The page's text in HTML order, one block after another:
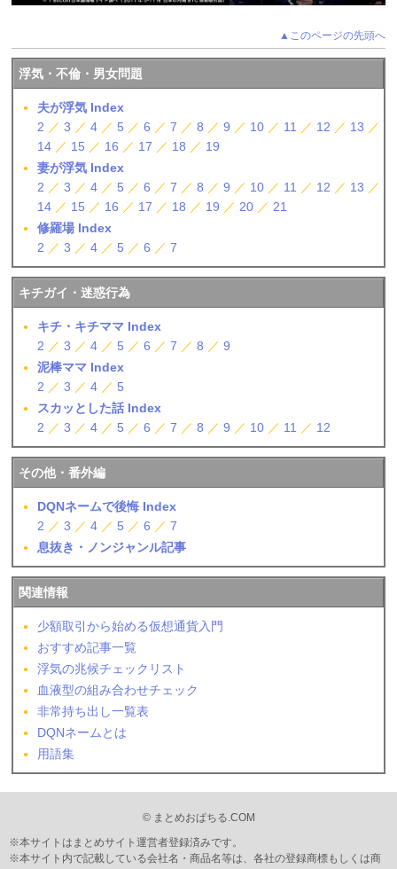
▲このページの先頭へ
浮気・不倫・男女問題
夫が浮気 Index
2 ／3 ／4 ／ 5 ／6 ／7 ／8 ／9 ／ 10 ／ 11 ／ 12 ／ 13 ／
14 ／ 15 ／ 16 ／ 17 ／ 18 ／ 19
妻が浮気 Index
2 ／3 ／4 ／ 5 ／6 ／7 ／8 ／9 ／ 10 ／ 11 ／ 12 ／ 13 ／
14 ／ 15 ／ 16 ／ 17 ／ 18 ／ 19 ／ 20 ／ 21
修羅場 Index
2 ／3 ／4 ／ 5 ／6 ／7
キチガイ・迷惑行為
キチ・キチママ Index
2 ／3 ／4 ／ 5 ／6 ／7 ／8 ／9
泥棒ママ Index
2 ／3 ／4 ／ 5
スカッとした話 Index
2 ／3 ／4 ／ 5 ／6 ／7 ／8 ／9 ／ 10 ／ 11 ／ 12
その他・番外編
DQNネームで後悔 Index
2 ／3 ／4 ／ 5 ／6 ／7
息抜き・ノンジャンル記事
関連情報
少額取引から始める仮想通貨入門
おすすめ記事一覧
浮気の兆候チェックリスト
血液型の組み合わせチェック
非常持ち出し一覧表
DQNネームとは
用語集
© まとめおぱちる.COM
※本サイトはまとめサイト運営者登録済みです。
※本サイト内で記載している会社名・商品名等は、各社の登録商標もしくは商